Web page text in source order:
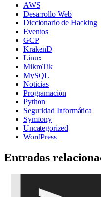
AWS
Desarrollo Web
Diccionario de Hacking
Eventos
GCP
KrakenD
Linux
MikroTik
MySQL
Noticias
Programación
Python
Seguridad Informática
Symfony
Uncategorized
WordPress
Entradas